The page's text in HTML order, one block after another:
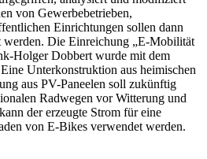
von Gewerbebetrieben,
Einrichtungen sollen dann
werden. Die Einreichung „E-Mobilität
Holger Dobbert wurde mit dem
Unterkonstruktion aus heimischen
aus PV-Paneelen soll zukünftig
Radwegen vor Witterung und
der erzeugte Strom für eine
von E-Bikes verwendet werden.